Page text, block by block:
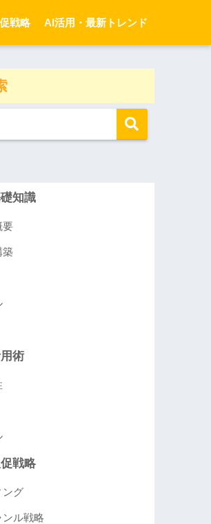
戦略 AI活用・最新トレンド
知識
要
築
術
戦略
ング
ンル戦略